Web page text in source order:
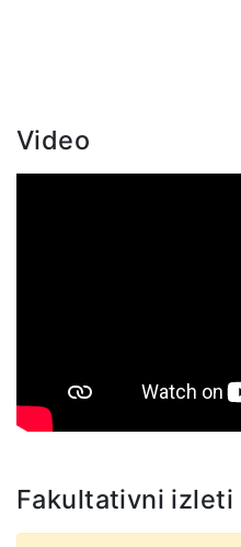
Video
Fakultativni izleti